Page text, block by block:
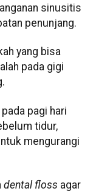
sinusitis
penunjang.
yang bisa
pada gigi
pagi hari
tidur,
mengurangi
dental floss agar